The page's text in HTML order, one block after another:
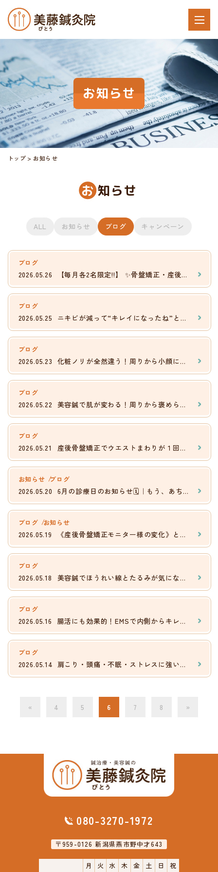
お知らせ
トップ お知らせ
お知らせ
ALL お知らせ ブログ キャンペーン
ブログ
2026.05.26 【毎月各2名限定!!】 ✨骨盤矯正・産後骨盤矯正モニター募集✨
ブログ
2026.05.25 ニキビが減って“キレイになったね”と言われる肌へ
ブログ
2026.05.23 化粧ノリが全然違う！周りから小顔になった？と・・・
ブログ
2026.05.22 美容鍼で肌が変わる！周りから褒められる美肌ケア
ブログ
2026.05.21 産後骨盤矯正でウエストまわりが１回で－2cmに！
お知らせ ブログ
2026.05.20 6月の診療日のお知らせ🗓️｜もう、あちこち通わなくて大丈夫。
ブログ お知らせ
2026.05.19 《産後骨盤矯正モニター様の変化》と産後ケアの大切さ
ブログ
2026.05.18 美容鍼でほうれい線とたるみが気にならなくなった！
ブログ
2026.05.16 腸活にも効果的！EMSで内側からキレイを育てる理由
ブログ
2026.05.14 肩こり・頭痛・不眠・ストレスに強い鍼灸施術
« 4 5 6 7 8 »
080-3270-1972
〒959-0126 新潟県燕市野中才643
月 火 水 木 金 土 日 祝